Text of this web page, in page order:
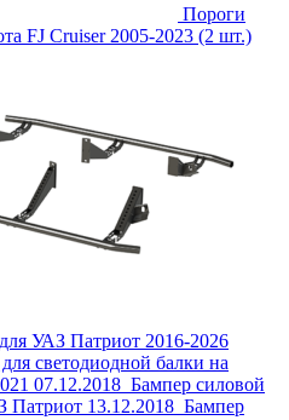
Пороги
FJ Cruiser 2005-2023 (2 шт.)
УАЗ Патриот 2016-2026
светодиодной балки на
07.12.2018 Бампер силовой
Патриот 13.12.2018 Бампер